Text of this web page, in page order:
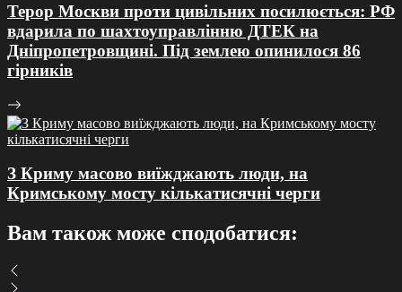
Терор Москви проти цивільних посилюється: РФ
вдарила по шахтоуправлінню ДТЕК на
Дніпропетровщині. Під землею опинилося 86
гірників
З Криму масово виїжджають люди, на
Кримському мосту кількатисячні черги
Вам також може сподобатися: